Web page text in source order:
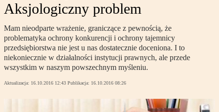
Aksjologiczny problem
Mam nieodparte wrażenie, graniczące z pewnością, że
problematyka ochrony konkurencji i ochrony tajemnicy
przedsiębiorstwa nie jest u nas dostatecznie doceniona. I to
niekoniecznie w działalności instytucji prawnych, ale przede
wszystkim w naszym powszechnym myśleniu.
Aktualizacja: 16.10.2016 12:43 Publikacja: 16.10.2016 08:26